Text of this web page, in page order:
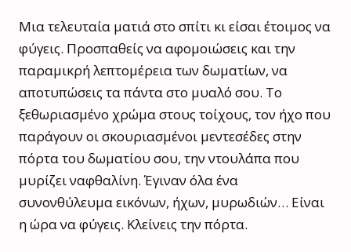
Μια τελευταία ματιά στο σπίτι κι είσαι έτοιμος να
φύγεις. Προσπαθείς να αφομοιώσεις και την
παραμικρή λεπτομέρεια των δωματίων, να
αποτυπώσεις τα πάντα στο μυαλό σου. Το
ξεθωριασμένο χρώμα στους τοίχους, τον ήχο που
παράγουν οι σκουριασμένοι μεντεσέδες στην
πόρτα του δωματίου σου, την ντουλάπα που
μυρίζει ναφθαλίνη. Έγιναν όλα ένα
συνονθύλευμα εικόνων, ήχων, μυρωδιών… Είναι
η ώρα να φύγεις. Κλείνεις την πόρτα.